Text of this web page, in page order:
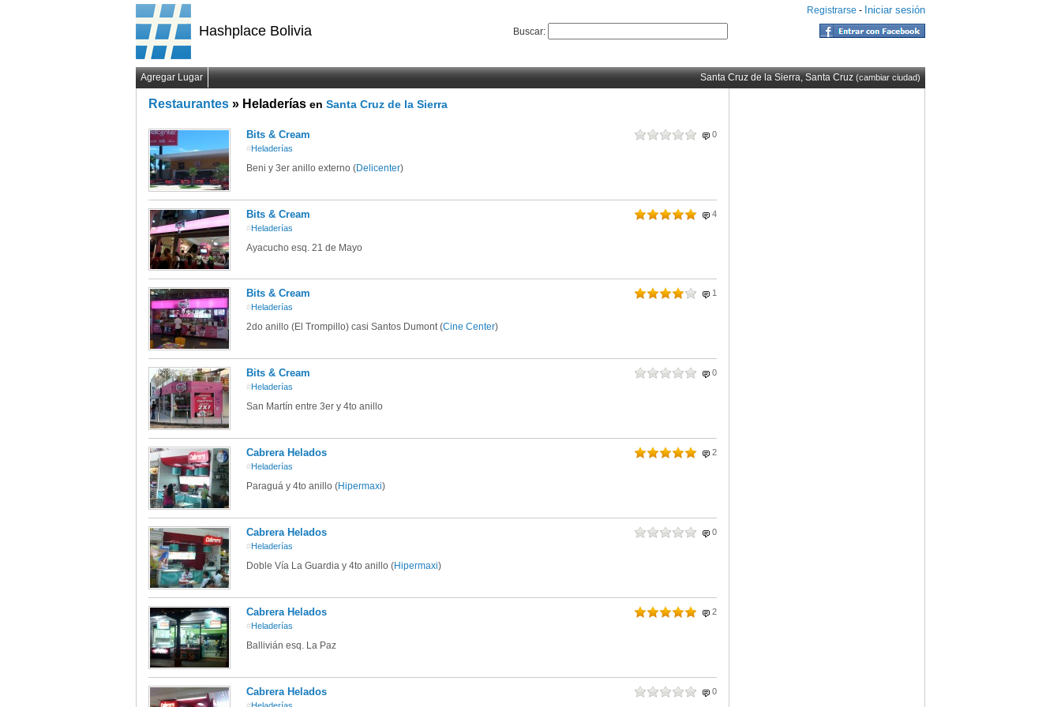
Hashplace Bolivia Buscar:
Registrarse - Iniciar sesión
Agregar Lugar Santa Cruz de la Sierra, Santa Cruz(cambiar ciudad)
Restaurantes » Heladerías en Santa Cruz de la Sierra
Bits & Cream
0
#Heladerías
Beni y 3er anillo externo (Delicenter)
Bits & Cream
4
#Heladerías
Ayacucho esq. 21 de Mayo
Bits & Cream
1
#Heladerías
2do anillo (El Trompillo) casi Santos Dumont (Cine Center)
Bits & Cream
0
#Heladerías
San Martín entre 3er y 4to anillo
Cabrera Helados
2
#Heladerías
Paraguá y 4to anillo (Hipermaxi)
Cabrera Helados
0
#Heladerías
Doble Vía La Guardia y 4to anillo (Hipermaxi)
Cabrera Helados
2
#Heladerías
Ballivián esq. La Paz
Cabrera Helados
0